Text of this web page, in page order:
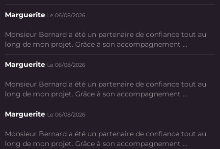
Marguerite Le 06/08/2026
Monsieur Bernard a été un partenaire de confiance tout au
long de mon projet. Grâce à son accompagnement ...
Marguerite Le 06/08/2026
Monsieur Bernard a été un partenaire de confiance tout au
long de mon projet. Grâce à son accompagnement ...
Marguerite Le 06/08/2026
Monsieur Bernard a été un partenaire de confiance tout au
long de mon projet. Grâce à son accompagnement ...